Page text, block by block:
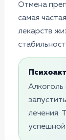
Отмена
самая
лекарств
Алкоголь
лечения.
успешной